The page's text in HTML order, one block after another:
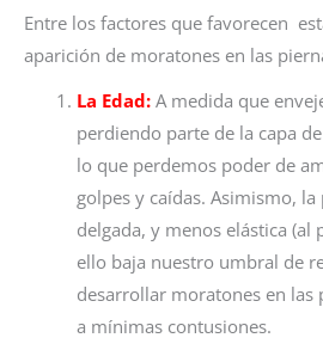
Entre los factores que favorecen
aparición de moratones en las
La Edad: A medida que
perdiendo parte de la capa
lo que perdemos poder de
golpes y caídas. Asimismo,
delgada, y menos elástica (al
ello baja nuestro umbral de
desarrollar moratones en las
a mínimas contusiones.